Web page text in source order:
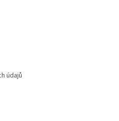
údajů